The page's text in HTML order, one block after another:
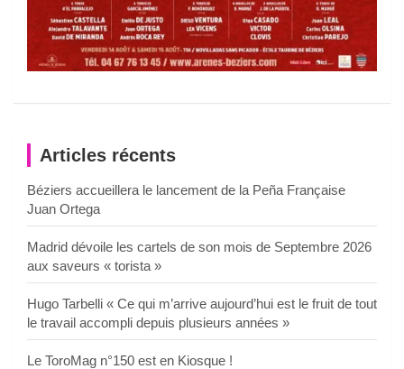
Articles récents
Béziers accueillera le lancement de la Peña Française
Juan Ortega
Madrid dévoile les cartels de son mois de Septembre 2026
aux saveurs « torista »
Hugo Tarbelli « Ce qui m’arrive aujourd’hui est le fruit de tout
le travail accompli depuis plusieurs années »
Le ToroMag n°150 est en Kiosque !